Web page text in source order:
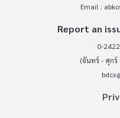
Email :
Report an
0-
(จันทร์ - ศุกร์